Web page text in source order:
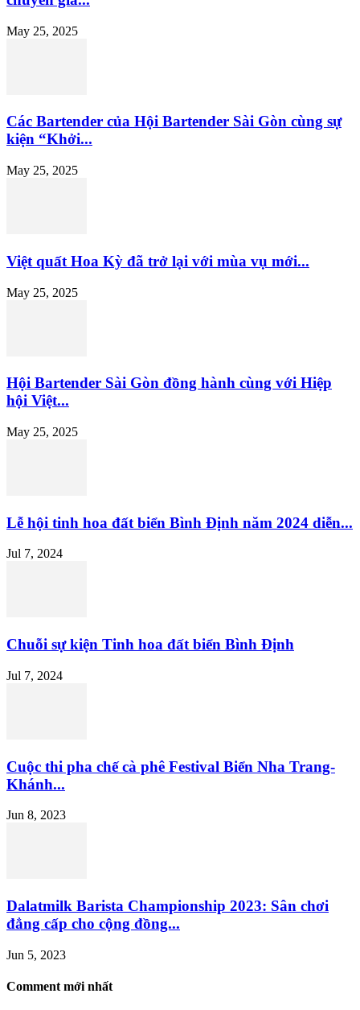
May 25, 2025
Các Bartender của Hội Bartender Sài Gòn cùng sự
kiện “Khởi...
May 25, 2025
Việt quất Hoa Kỳ đã trở lại với mùa vụ mới...
May 25, 2025
Hội Bartender Sài Gòn đồng hành cùng với Hiệp
hội Việt...
May 25, 2025
Lễ hội tinh hoa đất biển Bình Định năm 2024 diễn...
Jul 7, 2024
Chuỗi sự kiện Tinh hoa đất biển Bình Định
Jul 7, 2024
Cuộc thi pha chế cà phê Festival Biển Nha Trang-
Khánh...
Jun 8, 2023
Dalatmilk Barista Championship 2023: Sân chơi
đẳng cấp cho cộng đồng...
Jun 5, 2023
Comment mới nhất